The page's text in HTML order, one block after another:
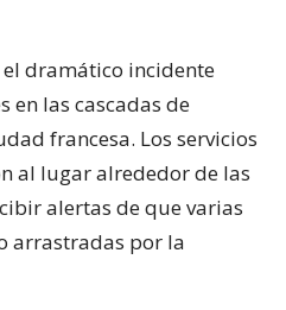
el dramático incidente
en las cascadas de
francesa. Los servicios
al lugar alrededor de las
alertas de que varias
arrastradas por la